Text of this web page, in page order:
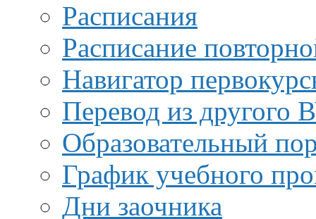
Расписания
Расписание
Навигатор
Перевод из другого
Образовательный
График учебного
Дни заочника